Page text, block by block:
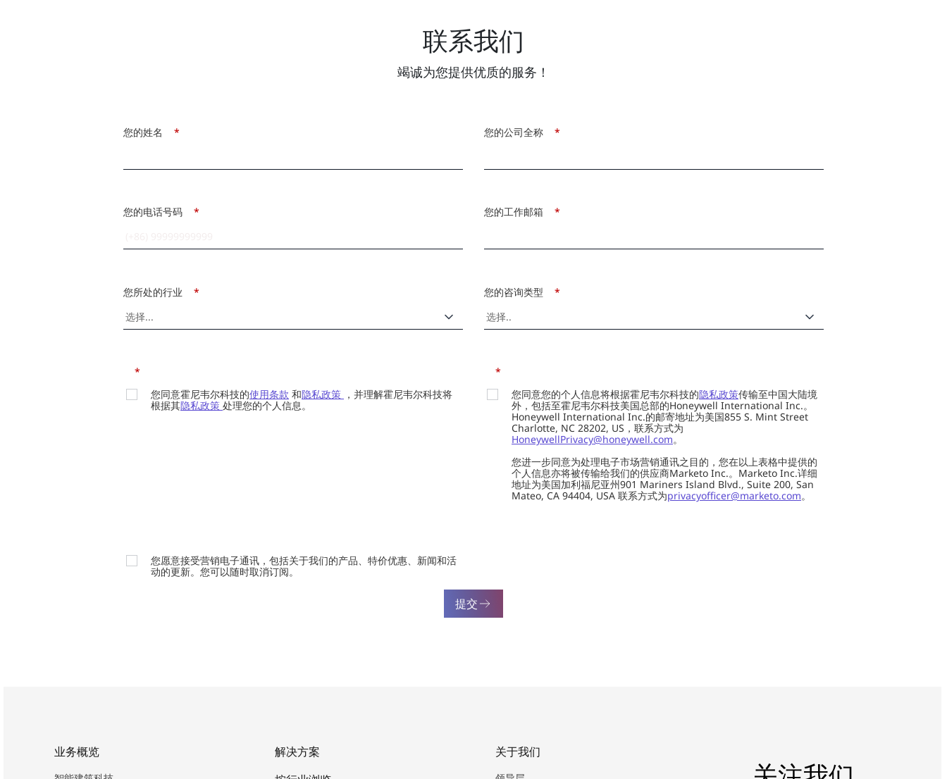
联系我们
竭诚为您提供优质的服务！
*
您的姓名 *
您的公司全称
*
您的电话号码 *
您的工作邮箱
*
您所处的行业 *
您的咨询类型
*
您同意霍尼韦尔科技的使用条款 和隐私政策 ，并理解霍尼韦尔科技将
根据其隐私政策 处理您的个人信息。
*
您同意您的个人信息将根据霍尼韦尔科技的隐私政策传输至中国大陆境
外，包括至霍尼韦尔科技美国总部的Honeywell International Inc.。
Honeywell International Inc.的邮寄地址为美国855 S. Mint Street
Charlotte, NC 28202, US，联系方式为
HoneywellPrivacy@honeywell.com。
您进一步同意为处理电子市场营销通讯之目的，您在以上表格中提供的
个人信息亦将被传输给我们的供应商Marketo Inc.。Marketo Inc.详细
地址为美国加利福尼亚州901 Mariners Island Blvd., Suite 200, San
Mateo, CA 94404, USA 联系方式为privacyofficer@marketo.com。
您愿意接受营销电子通讯，包括关于我们的产品、特价优惠、新闻和活
动的更新。您可以随时取消订阅。
提交
业务概览
解决方案
关于我们